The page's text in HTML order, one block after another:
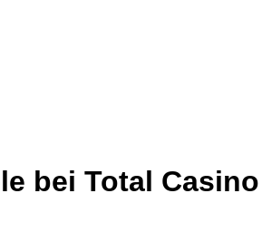
bei Total